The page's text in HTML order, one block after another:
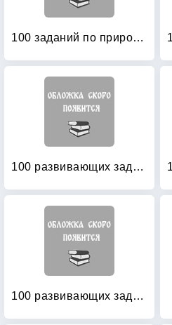
100 заданий по природоведению: Рабочая тетрадь для учащихся 3-го класса четырехлетней начальной школы
100 развивающих заданий для девочек
100 развивающих заданий для мальчиков